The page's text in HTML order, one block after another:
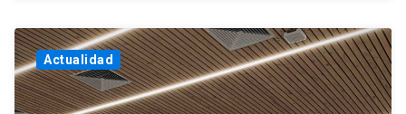
Actualidad